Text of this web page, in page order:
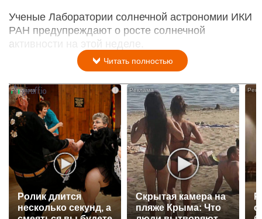
Ученые Лаборатории солнечной астрономии ИКИ
РАН предупреждают о росте солнечной
активности на этой неделе.
Читать полностью
Ролик длится
несколько секунд, а
i
Скрытая камера на
пляже Крыма: Что